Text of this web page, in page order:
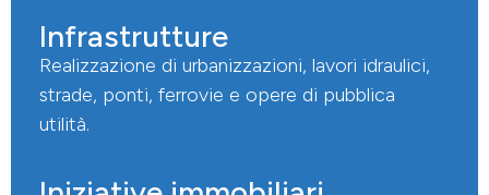
Infrastrutture
Realizzazione di urbanizzazioni, lavori idraulici,
strade, ponti, ferrovie e opere di pubblica
utilità.